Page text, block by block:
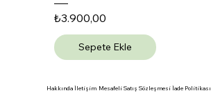
Fiyat
₺3.900,00
Sepete Ekle
Hakkında İletişim Mesafeli Satış Sözleşmesi İade Politikası